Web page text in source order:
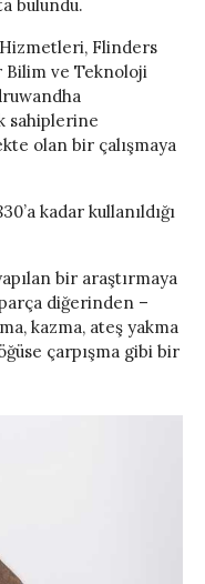
bulundu.
Flinders
Bilim ve Teknoloji
sahiplerine
olan bir çalışmaya
kadar kullanıldığı
bir araştırmaya
diğerinden –
kazma, ateş yakma
çarpışma gibi bir